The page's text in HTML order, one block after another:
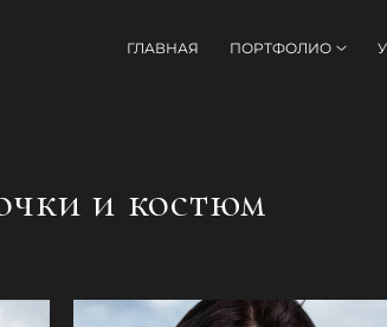
ГЛАВНАЯ ПОРТФОЛИО
и костюм